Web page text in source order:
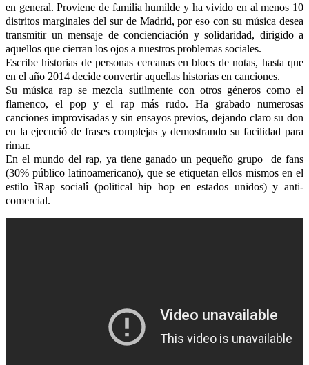
en general. Proviene de familia humilde y ha vivido en al menos 10
distritos marginales del sur de Madrid, por eso con su música desea
transmitir un mensaje de concienciación y solidaridad, dirigido a
aquellos que cierran los ojos a nuestros problemas sociales.
Escribe historias de personas cercanas en blocs de notas, hasta que
en el año 2014 decide convertir aquellas historias en canciones.
Su música rap se mezcla sutilmente con otros géneros como el
flamenco, el pop y el rap más rudo. Ha grabado numerosas
canciones improvisadas y sin ensayos previos, dejando claro su don
en la ejecució de frases complejas y demostrando su facilidad para
rimar.
En el mundo del rap, ya tiene ganado un pequeño grupo de fans
(30% público latinoamericano), que se etiquetan ellos mismos en el
estilo ìRap socialî (political hip hop en estados unidos) y anti-
comercial.